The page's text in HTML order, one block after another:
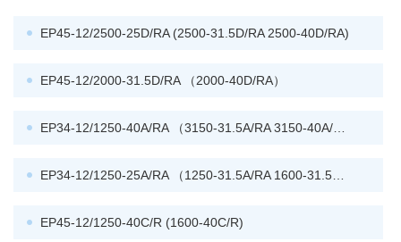
EP45-12/2500-25D/RA (2500-31.5D/RA 2500-40D/RA)
EP45-12/2000-31.5D/RA （2000-40D/RA）
EP34-12/1250-40A/RA （3150-31.5A/RA 3150-40A/RA...
EP34-12/1250-25A/RA （1250-31.5A/RA 1600-31.5A/...
EP45-12/1250-40C/R (1600-40C/R)